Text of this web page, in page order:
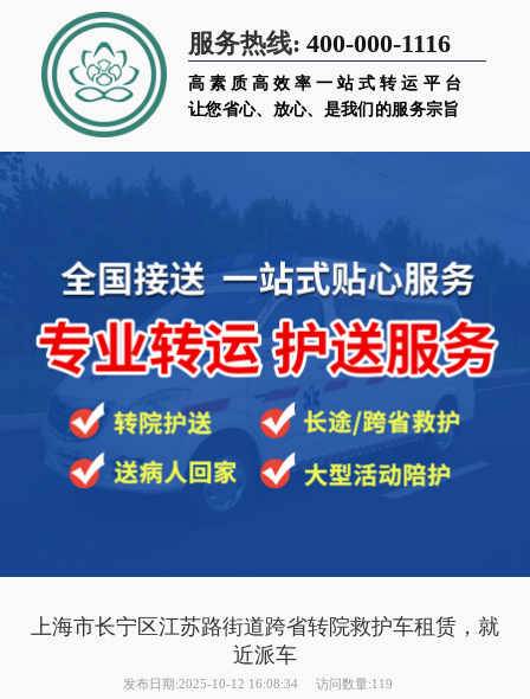
服务热线: 400-000-1116
高素质高效率一站式转运平台
让您省心、放心、是我们的服务宗旨
上海市长宁区江苏路街道跨省转院救护车租赁，就
近派车
发布日期:2025-10-12 16:08:34 访问数量:119